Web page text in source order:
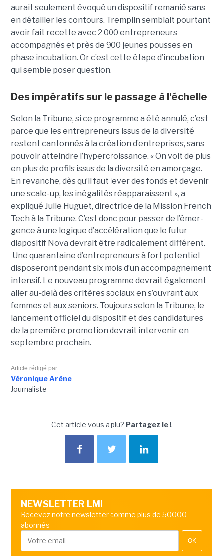
aurait seulement évoqué un dispositif remanié sans
en détailler les contours. Tremplin semblait pourtant
avoir fait recette avec 2 000 entrepreneurs
accompagnés et près de 900 jeunes pousses en
phase incubation. Or c’est cette étape d’incubation
qui semble poser question.
Des impératifs sur le passage à l'échelle
Selon la Tribune, si ce programme a été annulé, c’est
parce que les entre­pre­neurs issus de la diver­sité
restent cantonnés à la créa­tion d’entre­prises, sans
pouvoir atteindre l’hyper­crois­sance. « On voit de plus
en plus de pro­fils issus de la diver­sité en amorçage.
En revanche, dès qu’il faut lever des fonds et deve­nir
une scale-up, les inéga­li­tés réap­pa­raissent », a
expliqué Julie Huguet, directrice de la Mission French
Tech à la Tribune. C’est donc pour passer de l’émer­
gence à une logique d’accé­lé­ra­tion que le futur
diapositif Nova devrait être radi­ca­le­ment dif­fé­rent.
Une qua­ran­taine d’entre­pre­neurs à fort poten­tiel
disposeront pen­dant six mois d’un accom­pa­gne­ment
inten­sif. Le nouveau pro­gramme devrait également
aller au-delà des critères sociaux en s’ouvrant aux
femmes et aux seniors. Toujours selon la Tribune, le
lancement officiel du dispositif et des candidatures
de la première promotion devrait intervenir en
septembre prochain.
Article rédigé par
Véronique Arène
Journaliste
Cet article vous a plu? Partagez le !
NEWSLETTER LMI
Recevez notre newsletter comme plus de 50000
abonnés
OK